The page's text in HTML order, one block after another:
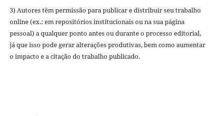
3) Autores têm permissão para publicar e distribuir seu trabalho
online (ex.: em repositórios institucionais ou na sua página
pessoal) a qualquer ponto antes ou durante o processo editorial,
já que isso pode gerar alterações produtivas, bem como aumentar
o impacto e a citação do trabalho publicado.